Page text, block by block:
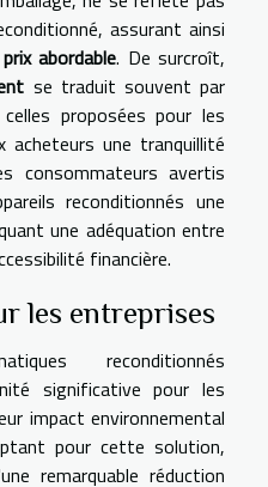
assurant ainsi
prix abordable. De surcroît,
se traduit souvent par
proposées pour les
une tranquillité
consommateurs avertis
reconditionnés une
une adéquation entre
financière.
les entreprises
reconditionnés
significative pour les
impact environnemental
pour cette solution,
remarquable réduction